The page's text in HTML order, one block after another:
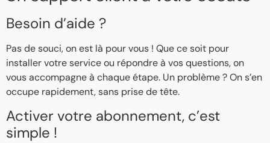
Besoin d’aide ?
Pas de souci, on est là pour vous ! Que ce soit pour
installer votre service ou répondre à vos questions, on
vous accompagne à chaque étape. Un problème ? On s’en
occupe rapidement, sans prise de tête.
Activer votre abonnement, c’est
simple !